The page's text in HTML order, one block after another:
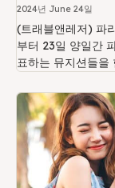
2024년 June 24일
(트래블앤레저) 파
부터 23일 양일간
표하는 뮤지션들을